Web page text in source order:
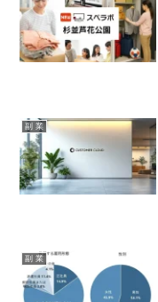
副 業
副 業